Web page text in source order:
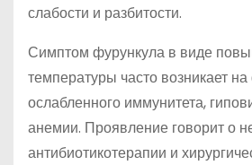
слабости и разбитости.
Симптом фурункула в виде
температуры часто возникает
ослабленного иммунитета,
анемии. Проявление говорит о
антибиотикотерапии и